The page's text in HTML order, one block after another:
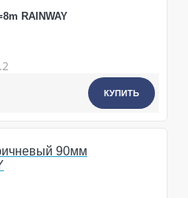
RAINWAY
КУПИТЬ